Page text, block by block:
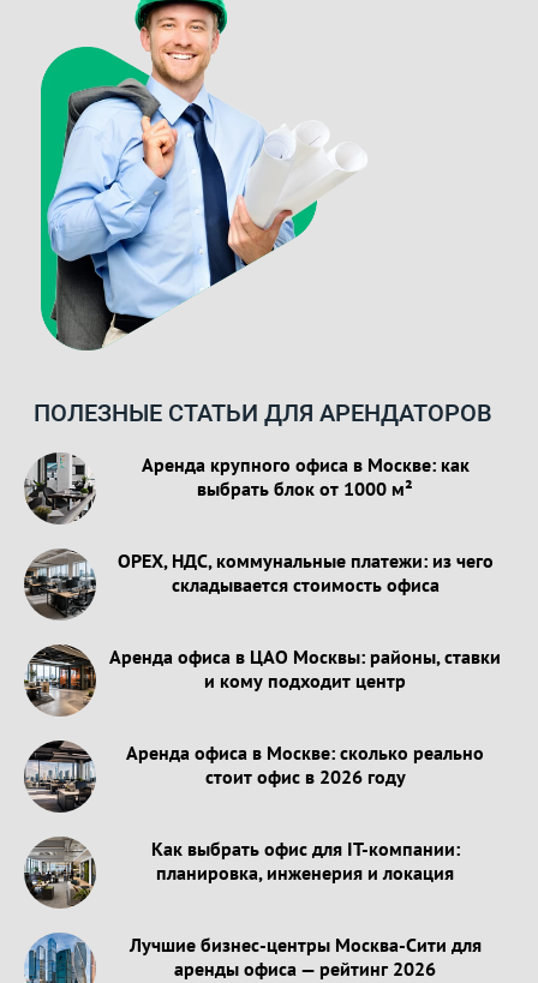
ПОЛЕЗНЫЕ СТАТЬИ ДЛЯ АРЕНДАТОРОВ
Аренда крупного офиса в Москве: как
выбрать блок от 1000 м²
OPEX, НДС, коммунальные платежи: из чего
складывается стоимость офиса
Аренда офиса в ЦАО Москвы: районы, ставки
и кому подходит центр
Аренда офиса в Москве: сколько реально
стоит офис в 2026 году
Как выбрать офис для IT-компании:
планировка, инженерия и локация
Лучшие бизнес-центры Москва-Сити для
аренды офиса — рейтинг 2026